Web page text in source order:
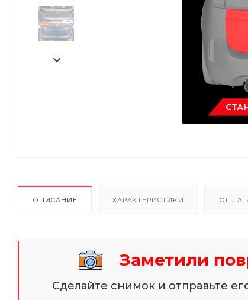
ОПИСАНИЕ ХАРАКТЕРИСТИКИ
Заметили
Сделайте снимок и отправьте